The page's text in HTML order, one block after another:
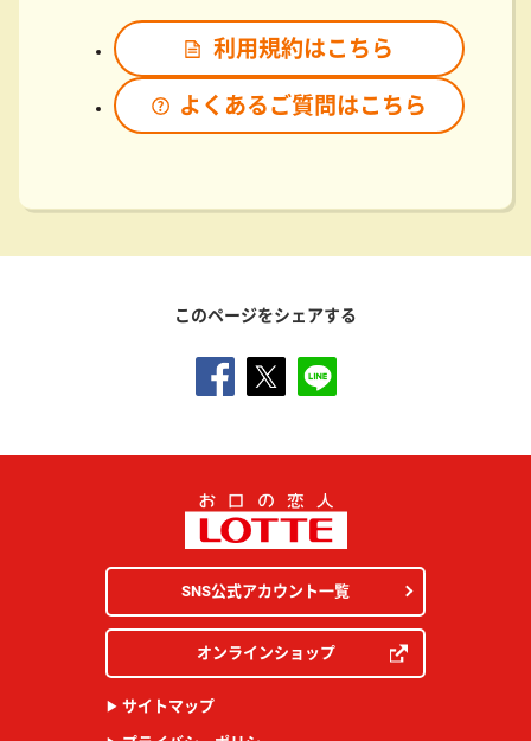
利用規約はこちら
よくあるご質問はこちら
このページをシェアする
サイトマップ
SNS公式アカウント一覧
オンラインショップ